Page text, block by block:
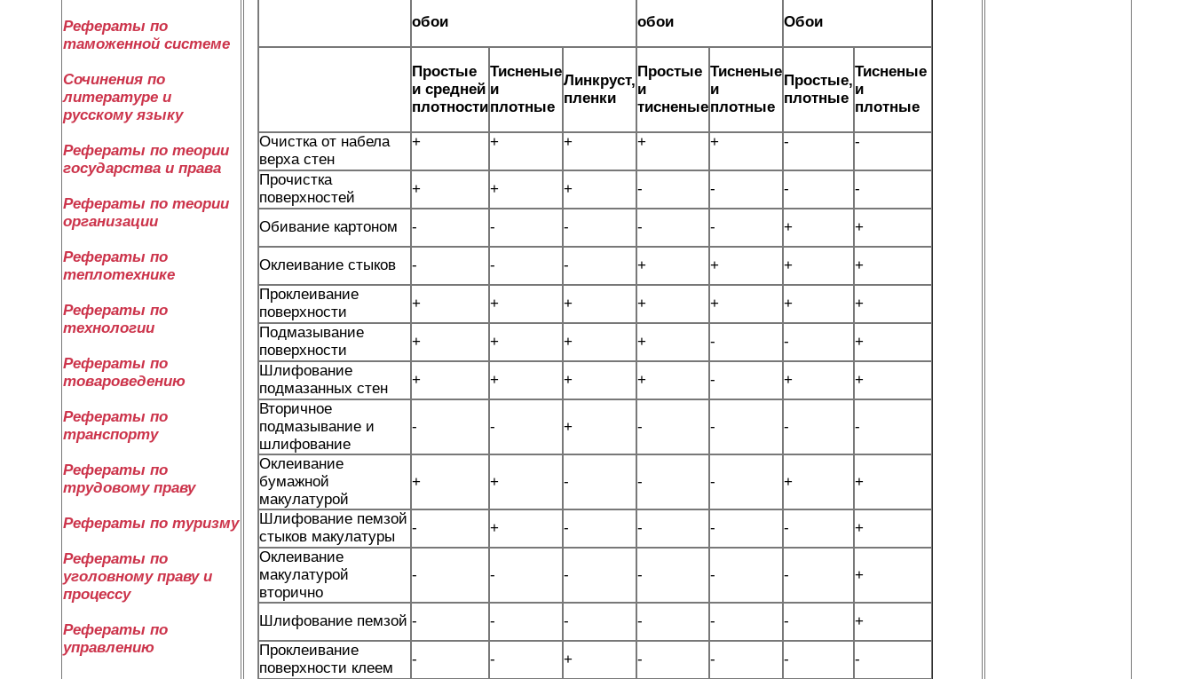
Рефераты по
таможенной системе
Сочинения по
литературе и
русскому языку
Рефераты по теории
государства и права
Рефераты по теории
организации
Рефераты по
теплотехнике
Рефераты по
технологии
Рефераты по
товароведению
Рефераты по
транспорту
Рефераты по
трудовому праву
Рефераты по туризму
Рефераты по
уголовному праву и
процессу
Рефераты по
управлению
обои обои Обои
Простые
и средней
плотности
Тисненые
и
плотные
Линкруст,
пленки
Простые
и
тисненые
Тисненые
и
плотные
Простые,
плотные
Тисненые
и
плотные
Очистка от набела
верха стен
+ + + + + - -
Прочистка
поверхностей
+ + + - - - -
Обивание картоном - - - - - + +
Оклеивание стыков - - - + + +
+
Проклеивание
поверхности
+ + + + + +
+
Подмазывание
поверхности
+ + + + - -
+
Шлифование
подмазанных стен
+ + + + - +
+
Вторичное
подмазывание и
шлифование
- - + - - - -
Оклеивание
бумажной
макулатурой
+ + - - - + +
Шлифование пемзой
стыков макулатуры
- + - - - -
+
Оклеивание
макулатурой
вторично
- - - - - - +
Шлифование пемзой - - - - - -
+
Проклеивание
поверхности клеем
- - + - - -
-